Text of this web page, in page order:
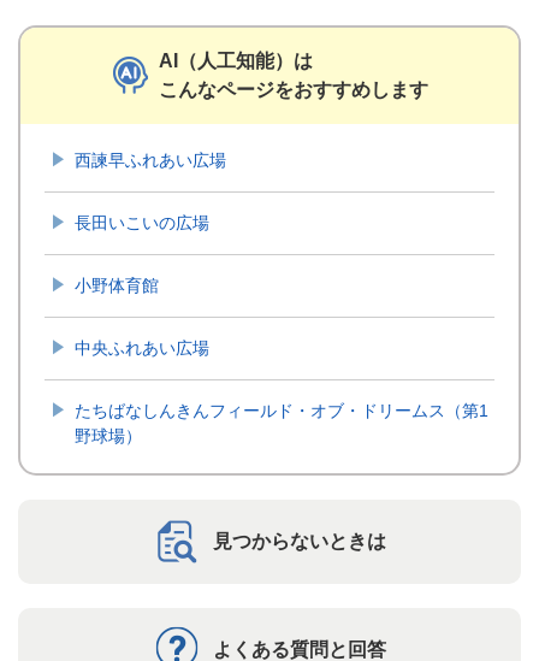
AI（人工知能）は
こんなページをおすすめします
西諫早ふれあい広場
長田いこいの広場
小野体育館
中央ふれあい広場
たちばなしんきんフィールド・オブ・ドリームス（第1
野球場）
見つからないときは
よくある質問と回答